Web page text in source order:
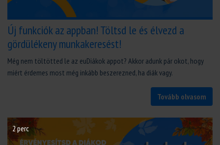
Új funkciók az appban! Töltsd le és élvezd a
gördülékeny munkakeresést!
Még nem töltötted le az euDiákok appot? Akkor adunk pár okot, hogy
miért érdemes most még inkább beszerezned, ha diák vagy.
Tovább olvasom
2 perc